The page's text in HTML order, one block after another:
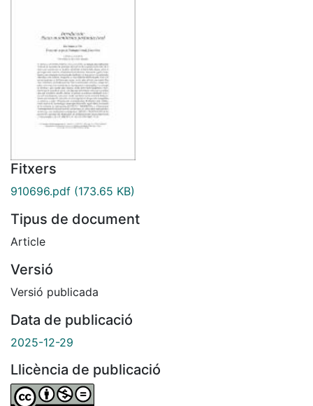
Fitxers
910696.pdf (173.65 KB)
Tipus de document
Article
Versió
Versió publicada
Data de publicació
2025-12-29
Llicència de publicació